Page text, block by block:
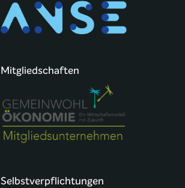
Mitgliedschaften
Selbstverpflichtungen